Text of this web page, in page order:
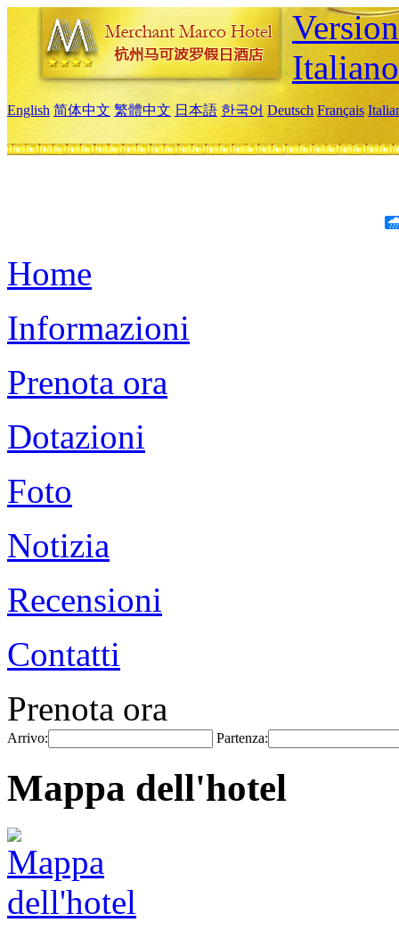
Italiano
English 简体中文 繁體中文 日本語 한국어 Deutsch Français
Home
Informazioni
Prenota ora
Dotazioni
Foto
Notizia
Recensioni
Contatti
Prenota ora
Arrivo: Partenza:
Mappa dell'hotel